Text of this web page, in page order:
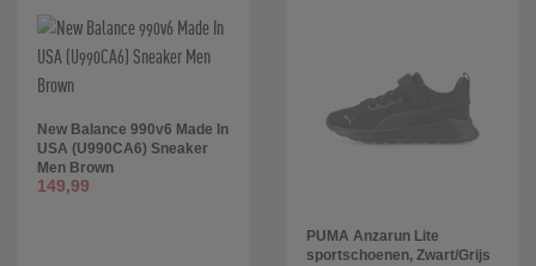
New Balance 990v6 Made In
USA (U990CA6) Sneaker
Men Brown
149,99
PUMA Anzarun Lite
sportschoenen, Zwart/Grijs